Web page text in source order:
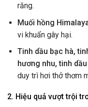
răng.
Muối hồng
vi khuẩn gây hại.
Tinh dầu bạc hà,
hương nhu, tinh
duy trì hơi thở thơm
2. Hiệu quả vượt trội